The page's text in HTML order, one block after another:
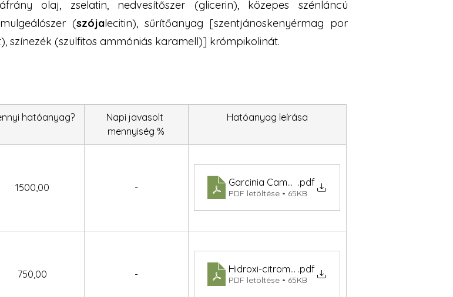
olaj, zselatin, nedvesítőszer (glicerin), közepes szénláncú
(szójalecitin), sűrítőanyag [szentjánoskenyérmag por
színezék (szulfitos ammóniás karamell)] krómpikolinát.
hatóanyag?
Napi javasolt
mennyiség %
Hatóanyag leírása
1500,00 - Garcinia Cambogia kivonat
.pdf
PDF letöltése • 65KB
750,00 - Hidroxi-citromsav (HCA) (mg)
.pdf
PDF letöltése • 65KB